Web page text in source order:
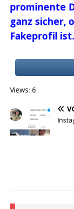
prominente
ganz sicher,
Fakeprofil ist.
Views: 6